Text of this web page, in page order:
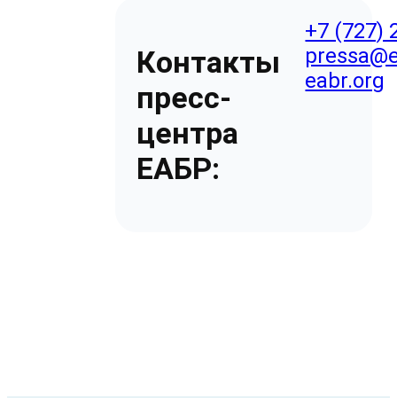
Контакты
пресс-
центра
ЕАБР:
+7 (727)
eabr.org